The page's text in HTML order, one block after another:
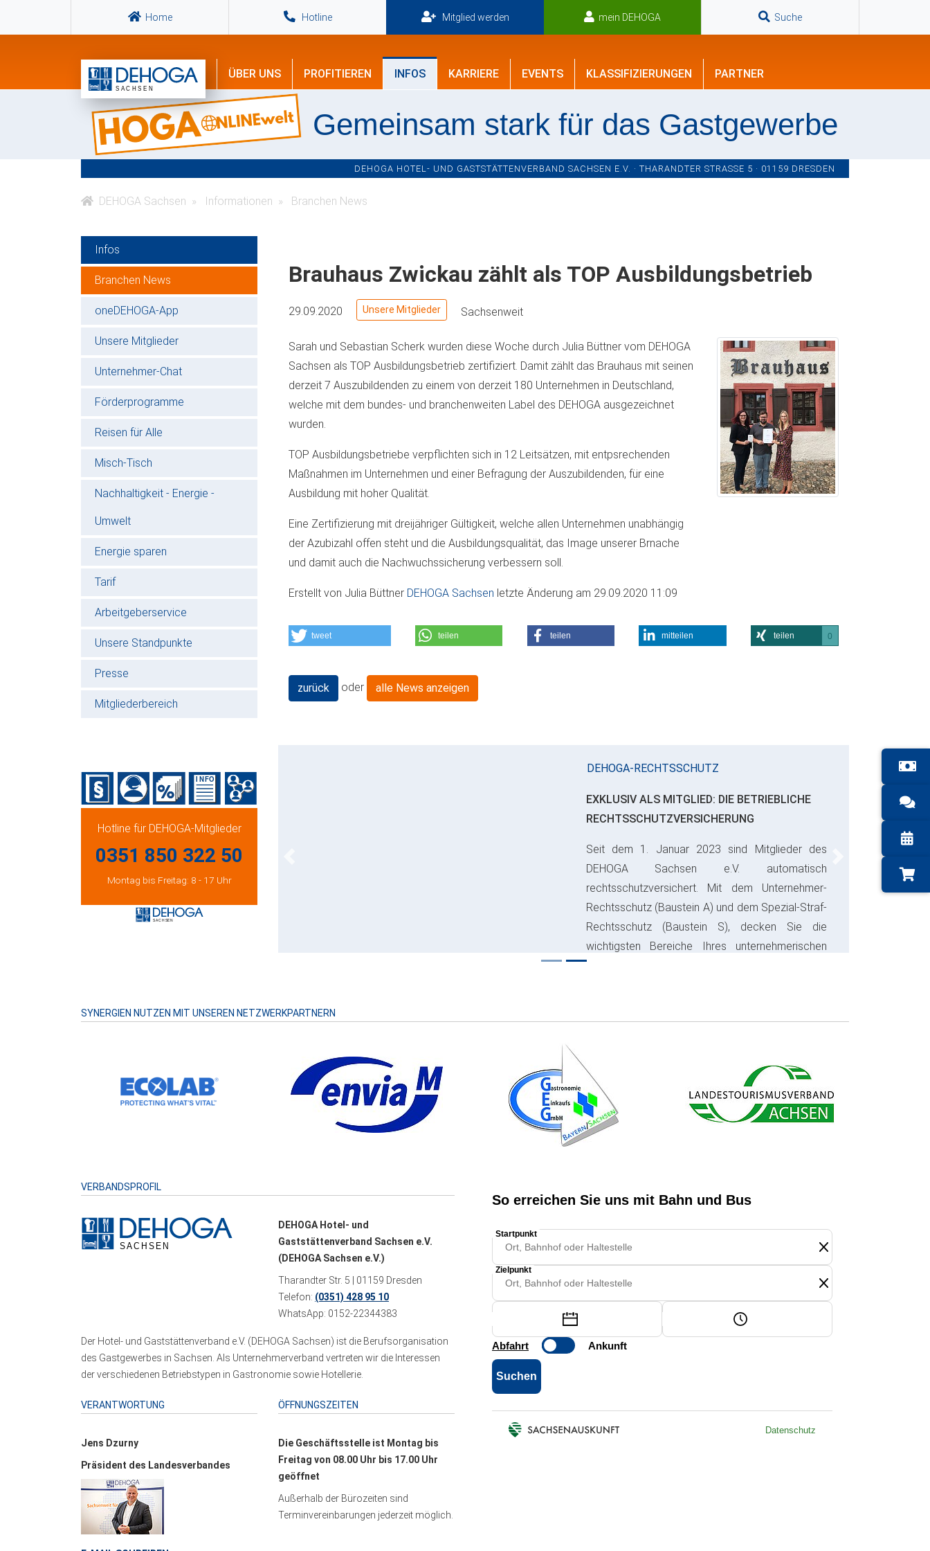
Home Hotline Mitglied werden mein DEHOGA Suche
ÜBER UNS PROFITIEREN INFOS KARRIERE EVENTS KLASSIFIZIERUNGEN PARTNER
Gemeinsam stark für das Gastgewerbe
DEHOGA HOTEL- UND GASTSTÄTTENVERBAND SACHSEN E.V. · THARANDTER STRASSE 5 · 01159 DRESDEN
DEHOGA Sachsen Informationen Branchen News
Infos
Branchen News
oneDEHOGA-App
Unsere Mitglieder
Unternehmer-Chat
Förderprogramme
Reisen für Alle
Misch-Tisch
Nachhaltigkeit - Energie -
Umwelt
Energie sparen
Tarif
Arbeitgeberservice
Unsere Standpunkte
Presse
Mitgliederbereich
Hotline für DEHOGA-Mitglieder
0351 850 322 50
Montag bis Freitag: 8 - 17 Uhr
Brauhaus Zwickau zählt als TOP Ausbildungsbetrieb
29.09.2020 Unsere Mitglieder Sachsenweit
Sarah und Sebastian Scherk wurden diese Woche durch Julia Büttner vom DEHOGA
Sachsen als TOP Ausbildungsbetrieb zertifiziert. Damit zählt das Brauhaus mit seinen
derzeit 7 Auszubildenden zu einem von derzeit 180 Unternehmen in Deutschland,
welche mit dem bundes- und branchenweiten Label des DEHOGA ausgezeichnet
wurden.
TOP Ausbildungsbetriebe verpflichten sich in 12 Leitsätzen, mit entpsrechenden
Maßnahmen im Unternehmen und einer Befragung der Auszubildenden, für eine
Ausbildung mit hoher Qualität.
Eine Zertifizierung mit dreijähriger Gültigkeit, welche allen Unternehmen unabhängig
der Azubizahl offen steht und die Ausbildungsqualität, das Image unserer Brnache
und damit auch die Nachwuchssicherung verbessern soll.
Erstellt von Julia Büttner DEHOGA Sachsen letzte Änderung am 29.09.2020 11:09
tweet teilen teilen mitteilen teilen 0
zurück oder alle News anzeigen
DEHOGA-RECHTSSCHUTZ
EXKLUSIV ALS MITGLIED: DIE BETRIEBLICHE
RECHTSSCHUTZVERSICHERUNG
Seit dem 1. Januar 2023 sind Mitglieder des
DEHOGA Sachsen e.V. automatisch
rechtsschutzversichert. Mit dem Unternehmer-
Rechtsschutz (Baustein A) und dem Spezial-Straf-
Rechtsschutz (Baustein S), decken Sie die
wichtigsten Bereiche Ihres unternehmerischen
Risikos ab und sparen bares Geld.
SYNERGIEN NUTZEN MIT UNSEREN NETZWERKPARTNERN
VERBANDSPROFIL
DEHOGA Hotel- und
Gaststättenverband Sachsen e.V.
(DEHOGA Sachsen e.V.)
Tharandter Str. 5 | 01159 Dresden
Telefon: (0351) 428 95 10
WhatsApp: 0152-22344383
Der Hotel- und Gaststättenverband e.V. (DEHOGA Sachsen) ist die Berufsorganisation
des Gastgewerbes in Sachsen. Als Unternehmerverband vertreten wir die Interessen
der verschiedenen Betriebstypen in Gastronomie sowie Hotellerie.
VERANTWORTUNG
Jens Dzurny
Präsident des Landesverbandes
ÖFFNUNGSZEITEN
Die Geschäftsstelle ist Montag bis
Freitag von 08.00 Uhr bis 17.00 Uhr
geöffnet
Außerhalb der Bürozeiten sind
Terminvereinbarungen jederzeit möglich.